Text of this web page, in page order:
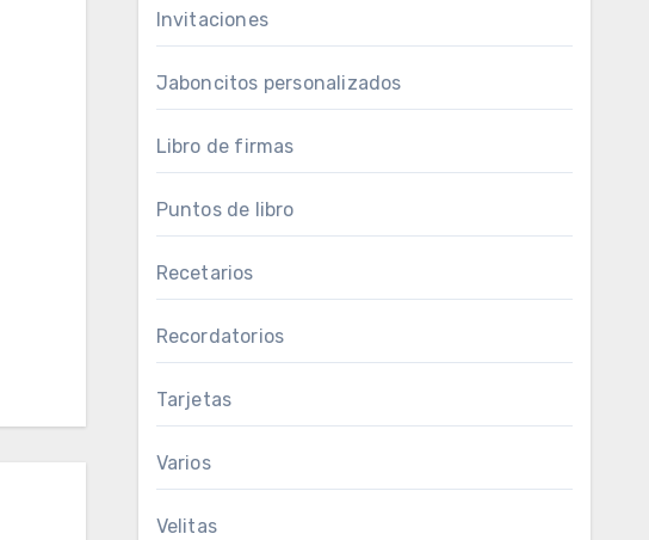
Invitaciones
Jaboncitos personalizados
Libro de firmas
Puntos de libro
Recetarios
Recordatorios
Tarjetas
Varios
Velitas